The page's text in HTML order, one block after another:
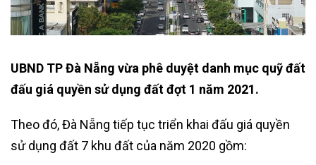
UBND TP Đà Nẵng vừa phê duyệt danh mục quỹ đất
đấu giá quyền sử dụng đất đợt 1 năm 2021.
Theo đó, Đà Nẵng tiếp tục triển khai đấu giá quyền
sử dụng đất 7 khu đất của năm 2020 gồm: